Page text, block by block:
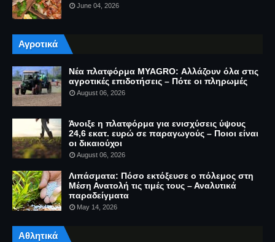
June 04, 2026
Αγροτικά
Νέα πλατφόρμα MYAGRO: Αλλάζουν όλα στις
αγροτικές επιδοτήσεις – Πότε οι πληρωμές
August 06, 2026
Άνοιξε η πλατφόρμα για ενισχύσεις ύψους
24,6 εκατ. ευρώ σε παραγωγούς – Ποιοι είναι
οι δικαιούχοι
August 06, 2026
Λιπάσματα: Πόσο εκτόξευσε ο πόλεμος στη
Μέση Ανατολή τις τιμές τους – Αναλυτικά
παραδείγματα
May 14, 2026
Αθλητικά